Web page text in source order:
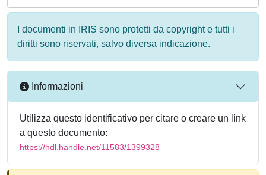
I documenti in IRIS sono protetti da copyright e tutti i
diritti sono riservati, salvo diversa indicazione.
Informazioni
Utilizza questo identificativo per citare o creare un link
a questo documento:
https://hdl.handle.net/11583/1399328